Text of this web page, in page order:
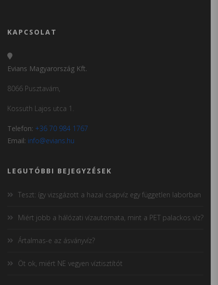
KAPCSOLAT
Evians Magyarország Kft.
8066 Pusztavám,
Kossuth Lajos utca 1.
Telefon: +36 70 984 1767
Email: info@evians.hu
LEGUTÓBBI BEJEGYZÉSEK
Teszt: így vizsgázott a hazai csapvíz egy független laborban
Miért jobb a hálózati vízautomata, mint a PET palackos víz?
Ártalmas-e az ásványvíz?
Öt ok, miért NE vegyen víztisztítót